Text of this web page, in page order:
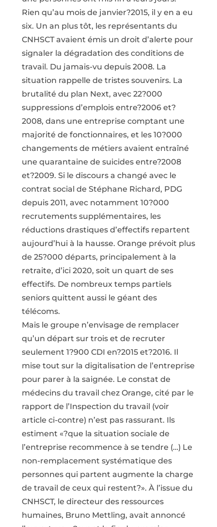
Rien qu’au mois de janvier?2015, il y en a eu
six. Un an plus tôt, les représentants du
CNHSCT avaient émis un droit d’alerte pour
signaler la dégradation des conditions de
travail. Du jamais-vu depuis 2008. La
situation rappelle de tristes souvenirs. La
brutalité du plan Next, avec 22?000
suppressions d’emplois entre?2006 et?
2008, dans une entreprise comptant une
majorité de fonctionnaires, et les 10?000
changements de métiers avaient entraîné
une quarantaine de suicides entre?2008
et?2009. Si le discours a changé avec le
contrat social de Stéphane Richard, PDG
depuis 2011, avec notamment 10?000
recrutements supplémentaires, les
réductions drastiques d’effectifs repartent
aujourd’hui à la hausse. Orange prévoit plus
de 25?000 départs, principalement à la
retraite, d’ici 2020, soit un quart de ses
effectifs. De nombreux temps partiels
seniors quittent aussi le géant des
télécoms.
Mais le groupe n’envisage de remplacer
qu’un départ sur trois et de recruter
seulement 1?900 CDI en?2015 et?2016. Il
mise tout sur la digitalisation de l’entreprise
pour parer à la saignée. Le constat de
médecins du travail chez Orange, cité par le
rapport de l’Inspection du travail (voir
article ci-contre) n’est pas rassurant. Ils
estiment «?que la situation sociale de
l’entreprise recommence à se tendre (…) Le
non-remplacement systématique des
personnes qui partent augmente la charge
de travail de ceux qui restent?». À l’issue du
CNHSCT, le directeur des ressources
humaines, Bruno Mettling, avait annoncé